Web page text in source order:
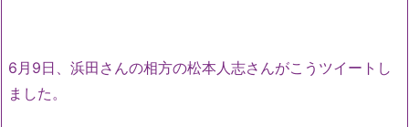
6月9日、浜田さんの相方の松本人志さんがこうツイートし
ました。